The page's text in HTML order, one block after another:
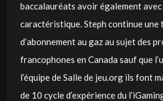
baccalauréats avoir également
caractéristique. Steph continue une
d’abonnement au gaz au sujet des
francophones en Canada sauf que
l’équipe de Salle de jeu.org ils font
de 10 cycle d’expérience du